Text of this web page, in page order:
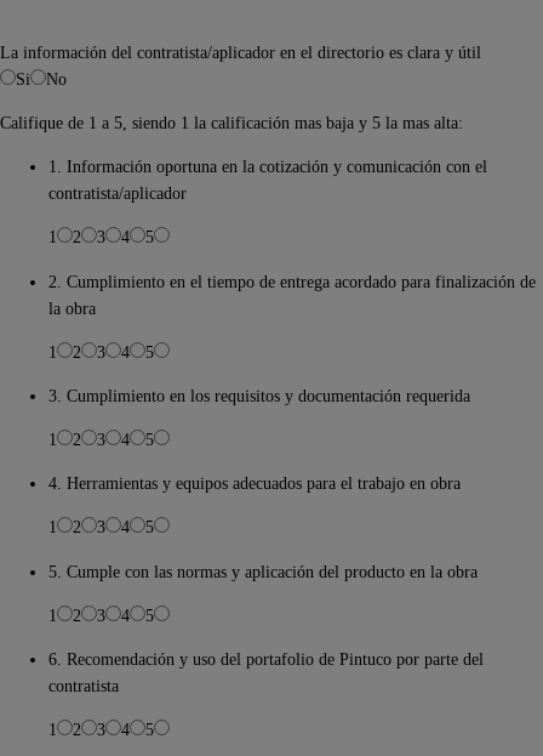
La información del contratista/aplicador en el directorio es clara y útil
Si
No
Califique de 1 a 5, siendo 1 la calificación mas baja y 5 la mas alta:
1. Información oportuna en la cotización y comunicación con el
contratista/aplicador
1 2 3 4 5
2. Cumplimiento en el tiempo de entrega acordado para finalización de
la obra
1 2 3 4 5
3. Cumplimiento en los requisitos y documentación requerida
1 2 3 4 5
4. Herramientas y equipos adecuados para el trabajo en obra
1 2 3 4 5
5. Cumple con las normas y aplicación del producto en la obra
1 2 3 4 5
6. Recomendación y uso del portafolio de Pintuco por parte del
contratista
1 2 3 4 5